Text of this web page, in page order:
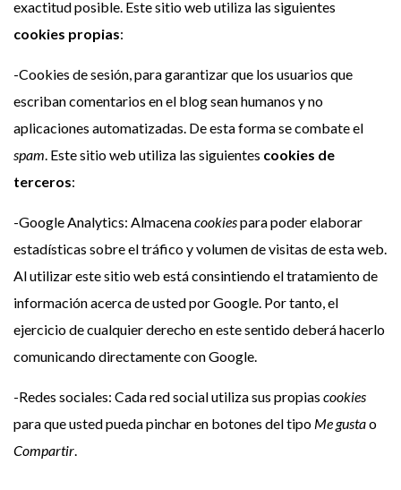
exactitud posible. Este sitio web utiliza las siguientes
cookies propias:
-Cookies de sesión, para garantizar que los usuarios que
escriban comentarios en el blog sean humanos y no
aplicaciones automatizadas. De esta forma se combate el
spam. Este sitio web utiliza las siguientes cookies de
terceros:
-Google Analytics: Almacenacookiespara poder elaborar
estadísticas sobre el tráfico y volumen de visitas de esta web.
Al utilizar este sitio web está consintiendo el tratamiento de
información acerca de usted por Google. Por tanto, el
ejercicio de cualquier derecho en este sentido deberá hacerlo
comunicando directamente con Google.
-Redes sociales: Cada red social utiliza sus propias cookies
para que usted pueda pinchar en botones del tipo Me gustao
Compartir.